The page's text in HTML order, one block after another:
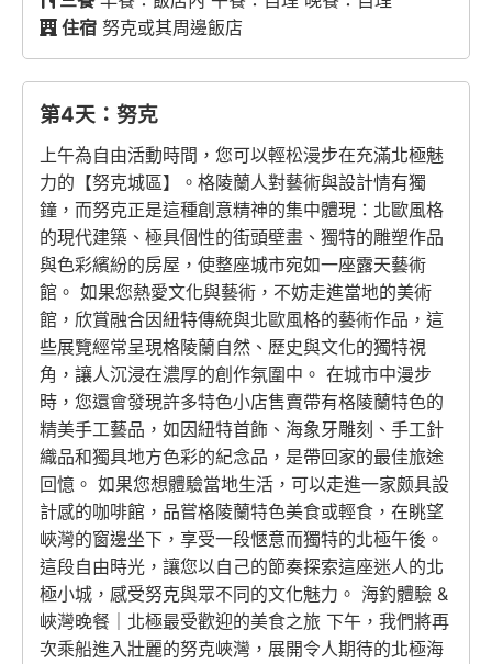
住宿 努克或其周邊飯店
第4天：努克
上午為自由活動時間，您可以輕松漫步在充滿北極魅
力的【努克城區】。格陵蘭人對藝術與設計情有獨
鐘，而努克正是這種創意精神的集中體現：北歐風格
的現代建築、極具個性的街頭壁畫、獨特的雕塑作品
與色彩繽紛的房屋，使整座城市宛如一座露天藝術
館。 如果您熱愛文化與藝術，不妨走進當地的美術
館，欣賞融合因紐特傳統與北歐風格的藝術作品，這
些展覽經常呈現格陵蘭自然、歷史與文化的獨特視
角，讓人沉浸在濃厚的創作氛圍中。 在城市中漫步
時，您還會發現許多特色小店售賣帶有格陵蘭特色的
精美手工藝品，如因紐特首飾、海象牙雕刻、手工針
織品和獨具地方色彩的紀念品，是帶回家的最佳旅途
回憶。 如果您想體驗當地生活，可以走進一家颇具設
計感的咖啡館，品嘗格陵蘭特色美食或輕食，在眺望
峽灣的窗邊坐下，享受一段愜意而獨特的北極午後。
這段自由時光，讓您以自己的節奏探索這座迷人的北
極小城，感受努克與眾不同的文化魅力。 海釣體驗 &
峽灣晚餐｜北極最受歡迎的美食之旅 下午，我們將再
次乘船進入壯麗的努克峽灣，展開令人期待的北極海